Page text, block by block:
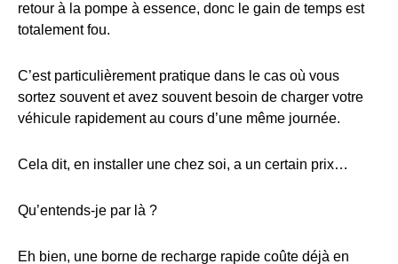
retour à la pompe à essence, donc le gain de temps est
totalement fou.
C’est particulièrement pratique dans le cas où vous
sortez souvent et avez souvent besoin de charger votre
véhicule rapidement au cours d’une même journée.
Cela dit, en installer une chez soi, a un certain prix…
Qu’entends-je par là ?
Eh bien, une borne de recharge rapide coûte déjà en